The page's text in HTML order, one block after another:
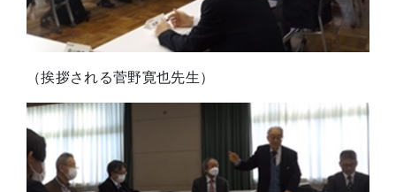
（挨拶される菅野寛也先生）